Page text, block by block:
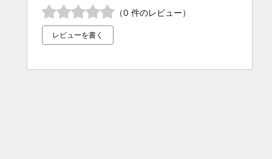
（0 件のレビュー）
レビューを書く